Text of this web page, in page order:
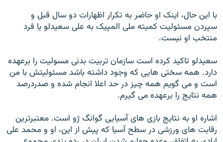
با اين حال، اينک او حاضر به تکرار اظهارات دو سال قبل و
سپردن مسئوليت کميته ملی المپيک به علی سعيدلو يا فرد
منتخب او نيست.
سعيدلو تاکيد کرده است سازمان تربيت بدنی مسوليت‌ را برعهده
دارد. همه سختی هايی که وجود داشته باشد مسئوليتش با من
است و می گويم همه چيز در حد اعلا انجام شده و صدردرصد
همه نتايج را برعهده می ‌گيرم.
اشاره او به نتايج بازی های آسيايی گوانگ ژو است. معتبرترين
رقابت های ورزشی در سطح آسيا که پيش از اين، او و محمد علی